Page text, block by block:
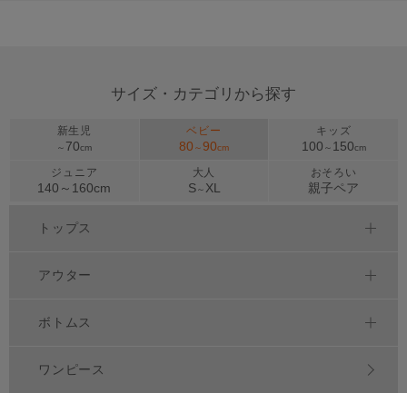
サイズ・カテゴリから探す
新生児
～ 70cm
ベビー
80 ～90cm
キッズ
100 ～ 150cm
ジュニア
140～ 160cm
大人
S～ XL
おそろい
親子ペア
トップス
アウター
ボトムス
ワンピース